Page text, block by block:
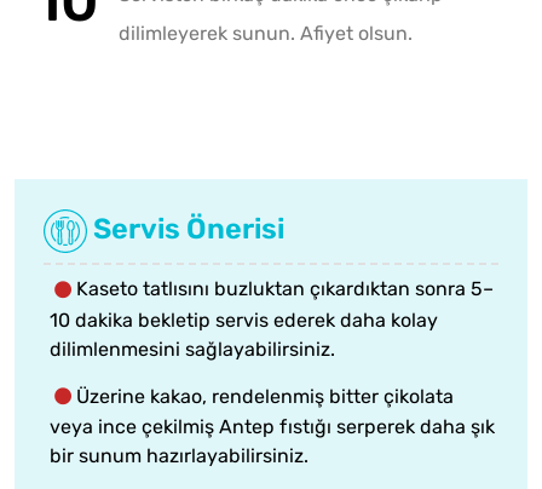
dilimleyerek sunun. Afiyet olsun.
Servis Önerisi
Kaseto tatlısını buzluktan çıkardıktan sonra 5–
10 dakika bekletip servis ederek daha kolay
dilimlenmesini sağlayabilirsiniz.
Üzerine kakao, rendelenmiş bitter çikolata
veya ince çekilmiş Antep fıstığı serperek daha şık
bir sunum hazırlayabilirsiniz.